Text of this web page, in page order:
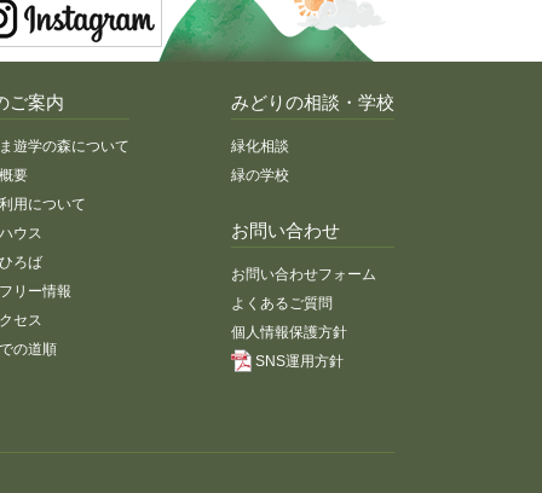
ご案内
遊学の森について
要
用について
ウス
ろば
リー情報
セス
の道順
みどりの相談・学校
緑化相談
緑の学校
お問い合わせ
お問い合わせフォーム
よくあるご質問
個人情報保護方針
SNS運用方針